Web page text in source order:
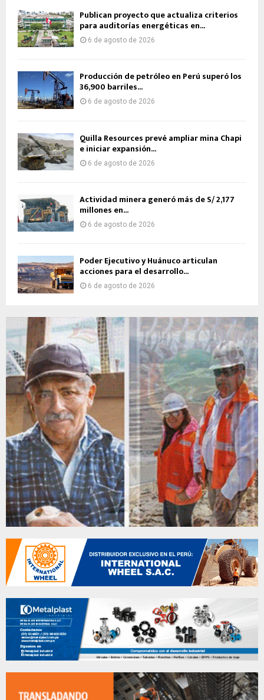
Publican proyecto que actualiza criterios
para auditorías energéticas en...
6 de agosto de 2026
Producción de petróleo en Perú superó los
36,900 barriles...
6 de agosto de 2026
Quilla Resources prevé ampliar mina Chapi
e iniciar expansión...
6 de agosto de 2026
Actividad minera generó más de S/ 2,177
millones en...
6 de agosto de 2026
Poder Ejecutivo y Huánuco articulan
acciones para el desarrollo...
6 de agosto de 2026